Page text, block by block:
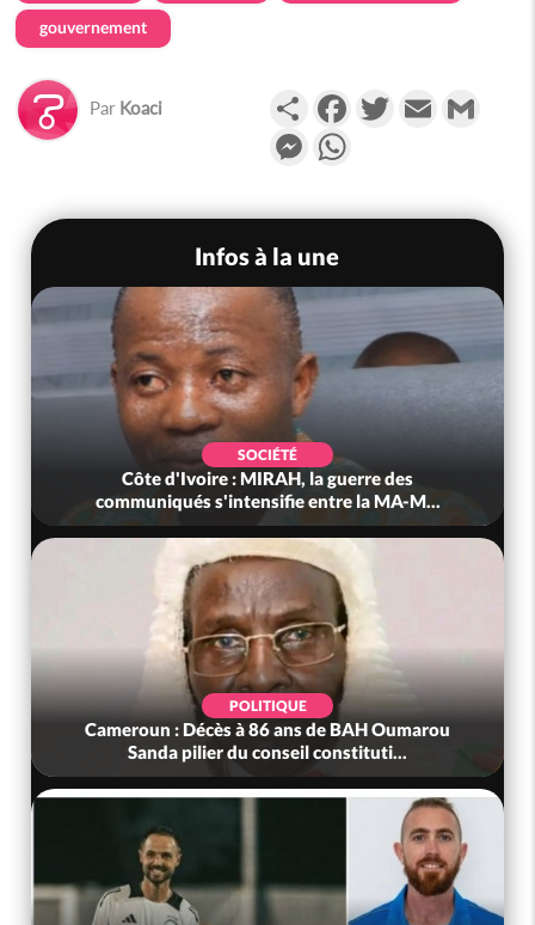
gouvernement
Par Koaci PartagerFacebookTwitterEmail
Messenger
Infos à la une
SOCIÉTÉ
Côte d'Ivoire : MIRAH, la guerre des
communiqués s'intensifie entre la MA-M...
POLITIQUE
Cameroun : Décès à 86 ans de BAH Oumarou
Sanda pilier du conseil constituti...